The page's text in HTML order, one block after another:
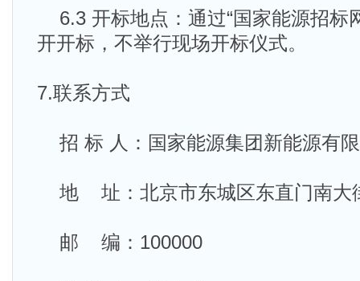
6.3 开标地点：通过“国家能源招标
开开标，不举行现场开标仪式。
7.联系方式
招 标 人：国家能源集团新能源有
地 址：北京市东城区东直门南大
邮 编：100000